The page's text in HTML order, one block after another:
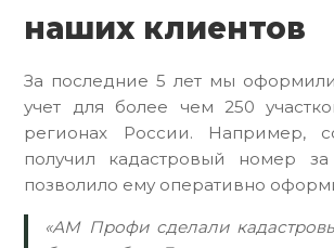
наших клиентов
За последние 5 лет мы
учет для более чем 250
регионах России. Например,
получил кадастровый номер
позволило ему оперативно
«АМ Профи сделали